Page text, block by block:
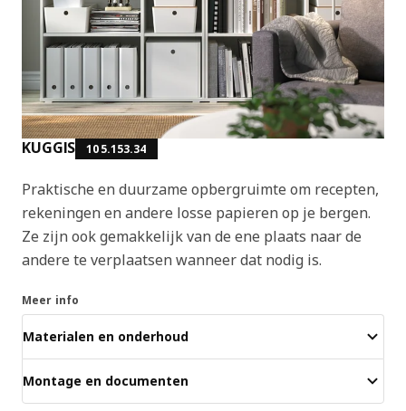
KUGGIS 105.153.34
Praktische en duurzame opbergruimte om recepten,
rekeningen en andere losse papieren op je bergen.
Ze zijn ook gemakkelijk van de ene plaats naar de
andere te verplaatsen wanneer dat nodig is.
Meer info
Materialen en onderhoud
Montage en documenten